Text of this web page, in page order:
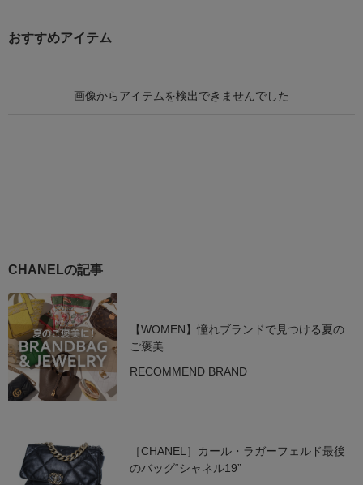
おすすめアイテム
CHANELの記事
【WOMEN】憧れブランドで見つける夏の
ご褒美
RECOMMEND BRAND
［CHANEL］カール・ラガーフェルド最後
のバッグ“シャネル19”